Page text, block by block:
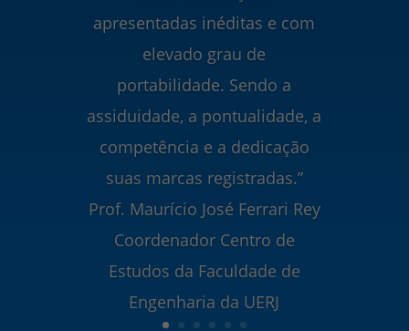
apresentadas inéditas e com
elevado grau de
portabilidade. Sendo a
assiduidade, a pontualidade, a
competência e a dedicação
suas marcas registradas.”
Prof. Maurício José Ferrari Rey
Coordenador Centro de
Estudos da Faculdade de
Engenharia da UERJ